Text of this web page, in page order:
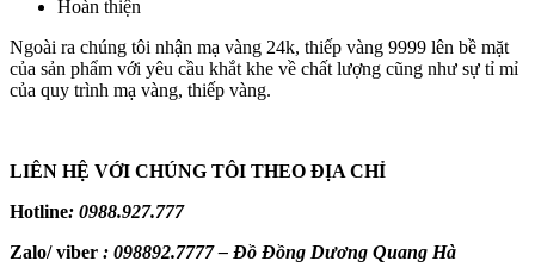
Hoàn thiện
Ngoài ra chúng tôi nhận mạ vàng 24k, thiếp vàng 9999 lên bề mặt
của sản phẩm với yêu cầu khắt khe về chất lượng cũng như sự tỉ mỉ
của quy trình mạ vàng, thiếp vàng.
LIÊN HỆ VỚI CHÚNG TÔI THEO ĐỊA CHỈ
Hotline: 0988.927.777
Zalo/ viber : 098892.7777 – Đồ Đồng Dương Quang Hà